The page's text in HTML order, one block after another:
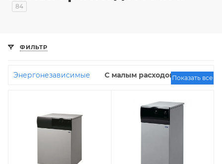
84
ФИЛЬТР
Энергонезависимые
С малым расходом газа
С чугунным теплообменником
16 кВт
45 кВт
С закрытой камерой
сгорания
Показать все